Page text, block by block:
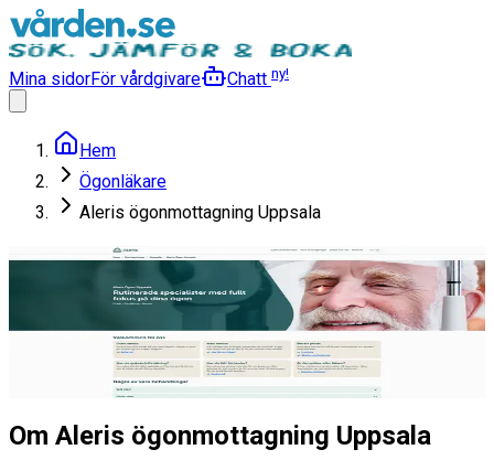
Mina sidorFör vårdgivare Chatt ny!
Hem
Ögonläkare
Aleris ögonmottagning Uppsala
Aleris ögonmottagning
Uppsala
Om Aleris ögonmottagning Uppsala